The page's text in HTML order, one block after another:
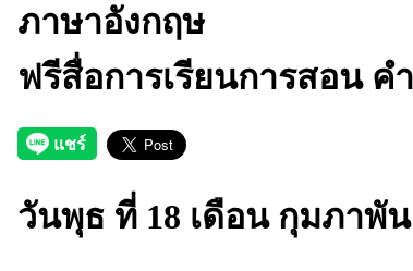
ภาษาอังกฤษ
ฟรีสื่อการเรียนการสอน
วันพุธ ที่ 18 เดือน กุมภาพัน